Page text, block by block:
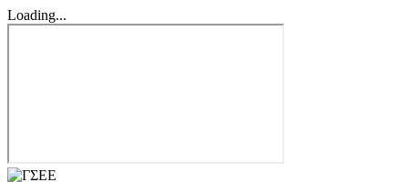
Loading...